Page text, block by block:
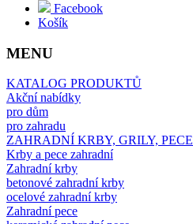
Facebook
Košík
MENU
KATALOG PRODUKTŮ
Akční nabídky
pro dům
pro zahradu
ZAHRADNÍ KRBY, GRILY, PECE
Krby a pece zahradní
Zahradní krby
betonové zahradní krby
ocelové zahradní krby
Zahradní pece